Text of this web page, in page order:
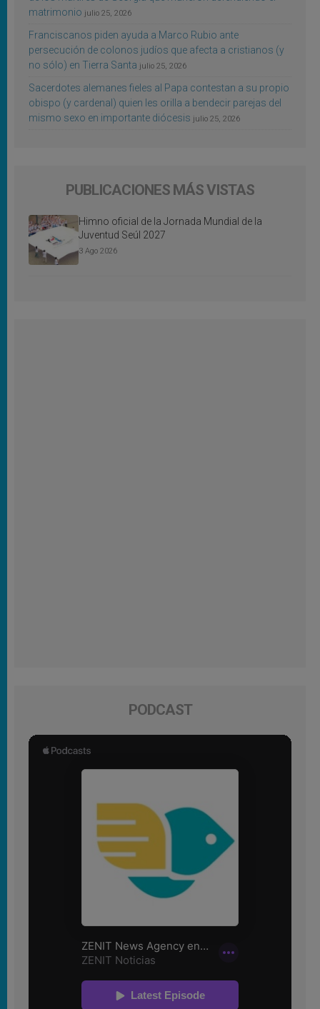
matrimonio julio 25, 2026
Franciscanos piden ayuda a Marco Rubio ante
persecución de colonos judíos que afecta a cristianos (y
no sólo) en Tierra Santa julio 25, 2026
Sacerdotes alemanes fieles al Papa contestan a su propio
obispo (y cardenal) quien les orilla a bendecir parejas del
mismo sexo en importante diócesis julio 25, 2026
PUBLICACIONES MÁS VISTAS
Himno oficial de la Jornada Mundial de la
Juventud Seúl 2027
3 Ago 2026
PODCAST